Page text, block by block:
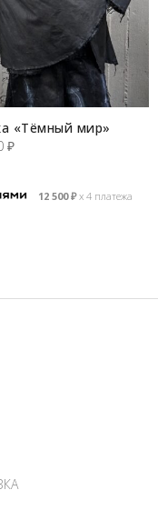
«Тёмный мир»
₽
12 500₽х 4 платежа